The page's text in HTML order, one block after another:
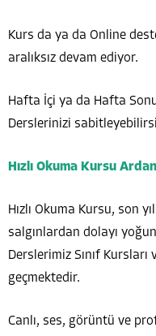
Kurs da ya da Online
aralıksız devam ediyor.
Hafta İçi ya da Hafta
Derslerinizi
Hızlı Okuma Kursu
Hızlı Okuma Kursu, son
salgınlardan dolayı
Derslerimiz Sınıf
geçmektedir.
Canlı, ses, görüntü ve